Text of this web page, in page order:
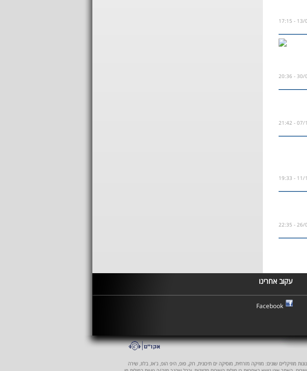
13/
30/
07/
11/
26/
עקוב אחרינו
Facebook
מוזיקליים שונים: מוזיקה מזרחית, מוסיקה ים תיכונית, רוק, פופ, היפ הופ, ג'אז, בלוז, שירה